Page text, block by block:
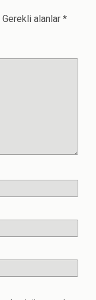
Gerekli alanlar *